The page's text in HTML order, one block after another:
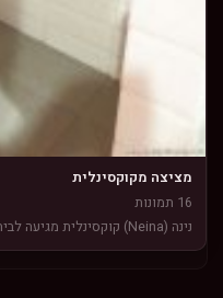
מציצה מקוקסינלית
16 תמונות
נינה (Neina) קוקסינלית מגיעה לבית מלון לתת מציצה